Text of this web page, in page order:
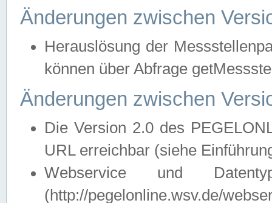
Änderungen zwischen
Herauslösung der
können über Abfrage
Änderungen zwischen
Die Version 2.0 des
URL erreichbar (siehe
Webservice und
(http://pegelonline.wsv.de/